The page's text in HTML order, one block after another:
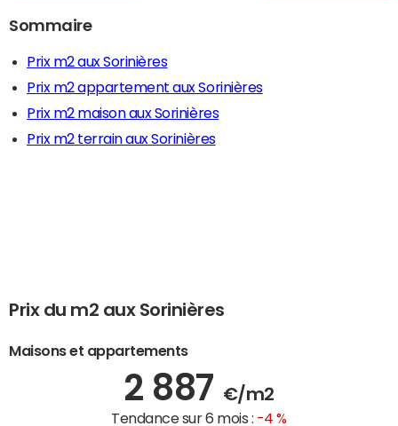
Sommaire
Prix m2 aux Sorinières
Prix m2 appartement aux Sorinières
Prix m2 maison aux Sorinières
Prix m2 terrain aux Sorinières
Prix du m2 aux Sorinières
Maisons et appartements
2 887 €/m2
Tendance sur 6 mois : -4 %